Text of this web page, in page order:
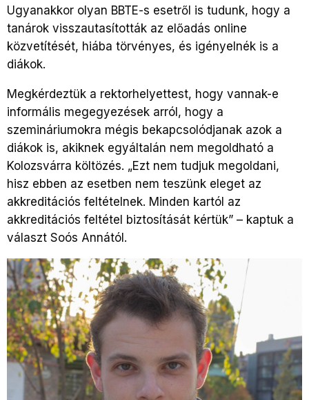
Ugyanakkor olyan BBTE-s esetről is tudunk, hogy a
tanárok visszautasították az előadás online
közvetítését, hiába törvényes, és igényelnék is a
diákok.
Megkérdeztük a rektorhelyettest, hogy vannak-e
informális megegyezések arról, hogy a
szemináriumokra mégis bekapcsolódjanak azok a
diákok is, akiknek egyáltalán nem megoldható a
Kolozsvárra költözés. „Ezt nem tudjuk megoldani,
hisz ebben az esetben nem teszünk eleget az
akkreditációs feltételnek. Minden kartól az
akkreditációs feltétel biztosítását kértük” – kaptuk a
választ Soós Annától.